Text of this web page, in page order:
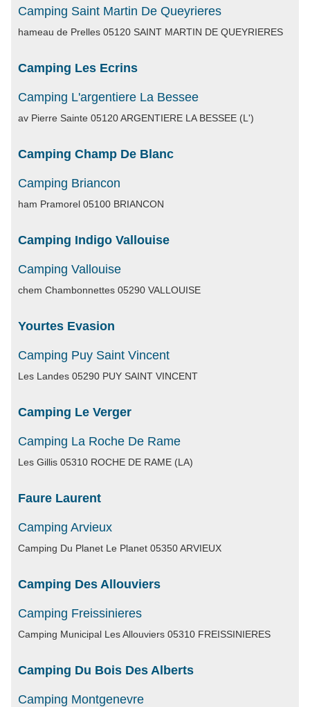
Camping Saint Martin De Queyrieres
hameau de Prelles 05120 SAINT MARTIN DE QUEYRIERES
Camping Les Ecrins
Camping L'argentiere La Bessee
av Pierre Sainte 05120 ARGENTIERE LA BESSEE (L')
Camping Champ De Blanc
Camping Briancon
ham Pramorel 05100 BRIANCON
Camping Indigo Vallouise
Camping Vallouise
chem Chambonnettes 05290 VALLOUISE
Yourtes Evasion
Camping Puy Saint Vincent
Les Landes 05290 PUY SAINT VINCENT
Camping Le Verger
Camping La Roche De Rame
Les Gillis 05310 ROCHE DE RAME (LA)
Faure Laurent
Camping Arvieux
Camping Du Planet Le Planet 05350 ARVIEUX
Camping Des Allouviers
Camping Freissinieres
Camping Municipal Les Allouviers 05310 FREISSINIERES
Camping Du Bois Des Alberts
Camping Montgenevre